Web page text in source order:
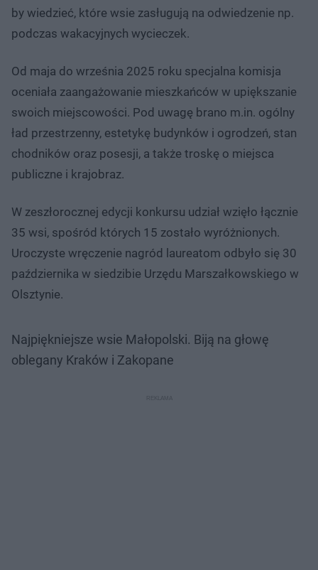
by wiedzieć, które wsie zasługują na odwiedzenie np.
podczas wakacyjnych wycieczek.
Od maja do września 2025 roku specjalna komisja
oceniała zaangażowanie mieszkańców w upiększanie
swoich miejscowości. Pod uwagę brano m.in. ogólny
ład przestrzenny, estetykę budynków i ogrodzeń, stan
chodników oraz posesji, a także troskę o miejsca
publiczne i krajobraz.
W zeszłorocznej edycji konkursu udział wzięło łącznie
35 wsi, spośród których 15 zostało wyróżnionych.
Uroczyste wręczenie nagród laureatom odbyło się 30
października w siedzibie Urzędu Marszałkowskiego w
Olsztynie.
Najpiękniejsze wsie Małopolski. Biją na głowę
oblegany Kraków i Zakopane